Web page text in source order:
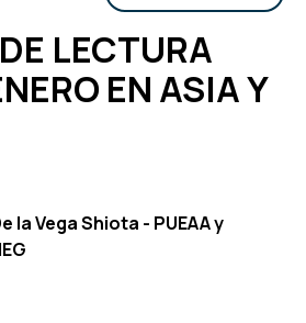
LECTURA
EN ASIA Y
la Vega Shiota - PUEAA y